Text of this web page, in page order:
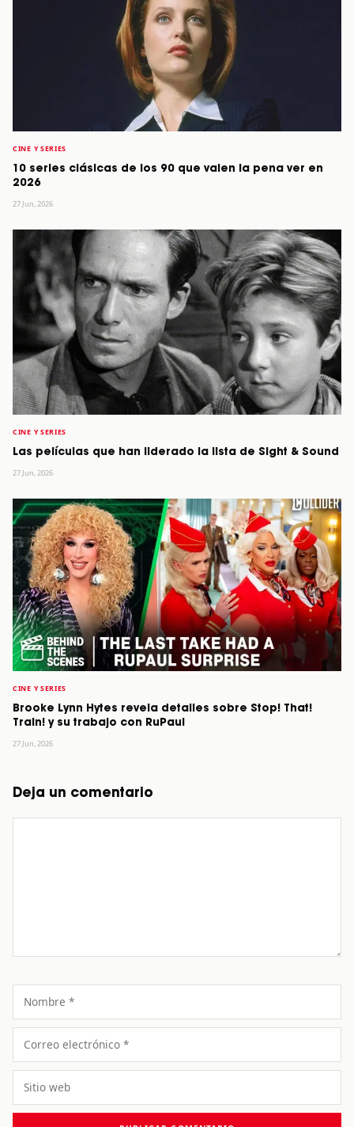
CINE Y SERIES
10 series clásicas de los 90 que valen la pena ver en
2026
27 Jun, 2026
CINE Y SERIES
Las películas que han liderado la lista de Sight & Sound
27 Jun, 2026
CINE Y SERIES
Brooke Lynn Hytes revela detalles sobre Stop! That!
Train! y su trabajo con RuPaul
27 Jun, 2026
Deja un comentario
Comentario
Nombre
Correo
electrónico
Sitio
web